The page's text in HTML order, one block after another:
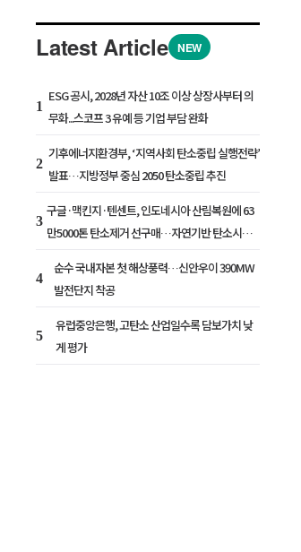
Latest Article NEW
1
ESG 공시, 2028년 자산 10조 이상 상장사부터 의
무화...스코프 3 유예 등 기업 부담 완화
2
기후에너지환경부, ‘지역사회 탄소중립 실행전략’
발표…지방정부 중심 2050 탄소중립 추진
3
구글·맥킨지·텐센트, 인도네시아 산림복원에 63
만5000톤 탄소제거 선구매…자연기반 탄소시장
4
순수 국내자본 첫 해상풍력…신안우이 390MW
발전단지 착공
5
유럽중앙은행, 고탄소 산업일수록 담보가치 낮
게 평가